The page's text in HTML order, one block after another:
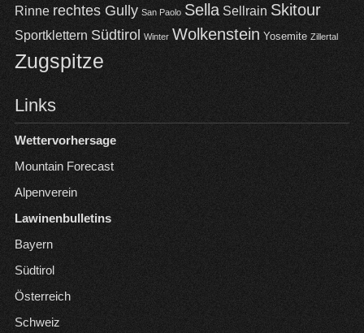
Rinne rechtes Gully San Paolo Sella Sellrain Skitour
Sportklettern Südtirol Winter Wolkenstein Yosemite Zillertal
Zugspitze
Links
Wettervorhersage
Mountain Forecast
Alpenverein
Lawinenbulletins
Bayern
Südtirol
Österreich
Schweiz